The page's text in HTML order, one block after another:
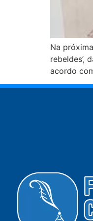
Na
rebeldes’,
acordo